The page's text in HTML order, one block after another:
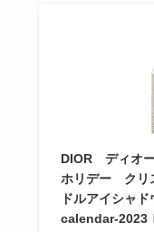
DIOR ディオ
ホリデー クリ
ドルアイシャ
calendar-2023